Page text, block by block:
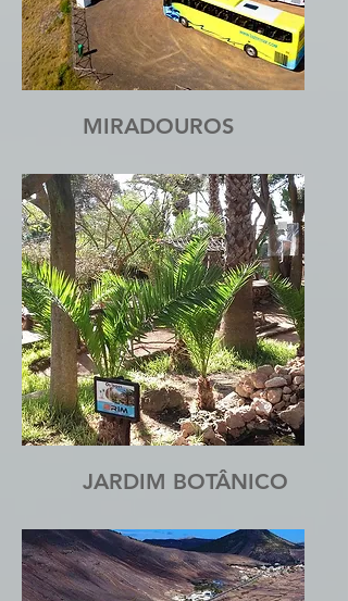
MIRADOUROS
JARDIM BOTÂNICO